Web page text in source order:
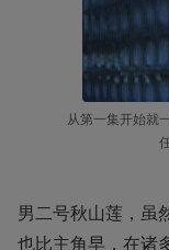
从第一集开始就
男二号秋山莲，虽
也比主角早，在诸